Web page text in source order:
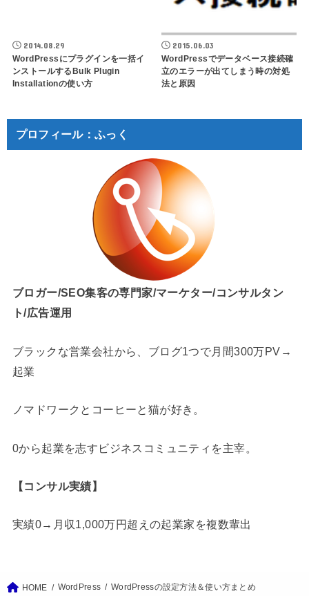
2014.08.29
WordPressにプラグインを一括イ
ンストールするBulk Plugin
Installationの使い方
2015.06.03
WordPressでデータベース接続確
立のエラーが出てしまう時の対処
法と原因
プロフィール：ふっく
ブロガー/SEO集客の専門家/マーケター/コンサルタン
ト/広告運用
ブラックな営業会社から、ブログ1つで月間300万PV→
起業
ノマドワークとコーヒーと猫が好き。
0から起業を志すビジネスコミュニティを主宰。
【コンサル実績】
実績0→月収1,000万円超えの起業家を複数輩出
HOME WordPress WordPressの設定方法＆使い方まとめ